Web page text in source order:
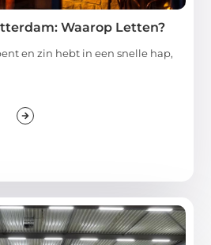
Waarop Letten?
en zin hebt in een snelle hap,